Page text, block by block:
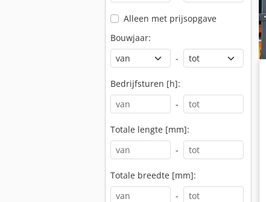
Alleen met prijsopgave
Bouwjaar:
-
Bedrijfsturen [h]:
-
Totale lengte [mm]:
-
Totale breedte [mm]:
-